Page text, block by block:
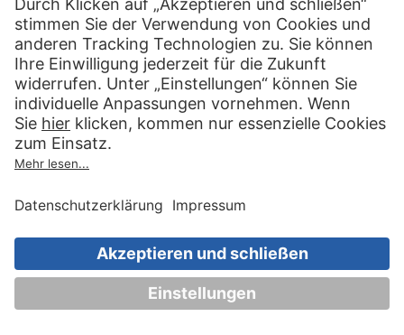
Hochleistungscomputer und arbeiten mit Chips,
auf die Software mit den Hörprogrammen
aufgespielt wird. Je umfassender die Chip-
Technologie ist, desto leistungsfähiger ist ein
Hörgerät.
Handhabung
sollten daher einfach einzusetzen, zu bedienen
und an individuelle Bedürfnisse anpassbar sein. Bei
der Handhabung punkten vor allem die
aufgelisteten Hinter-dem-Ohr-Hörgeräte.